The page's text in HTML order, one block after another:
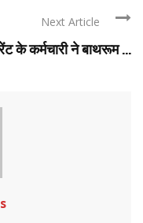
Next Article
के कर्मचारी ने बाथरूम ...